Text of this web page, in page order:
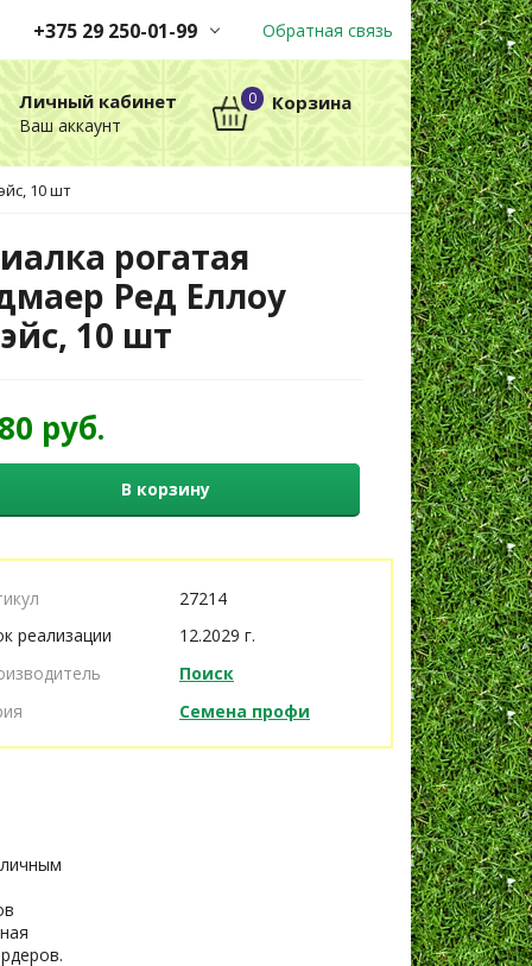
+375 29 250-01-99
автоматически через корзину
круглосуточно без выходных
+375 29 250-01-99
Обратная связь
Личный кабинет
Ваш аккаунт
0 Корзина
10 шт
рогатая
Ред Еллоу
10 шт
руб.
В корзину
27214
реализации
12.2029 г.
Поиск
Семена профи